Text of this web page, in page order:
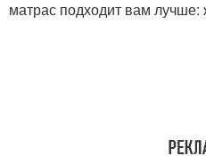
матрас подходит вам лучше: